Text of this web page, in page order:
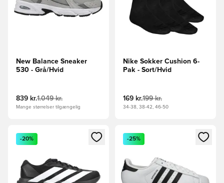
New Balance Sneaker
530 - Grå/Hvid
839 kr.1.049 kr.
Mange størrelser tilgængelig
Nike Sokker Cushion 6-
Pak - Sort/Hvid
169 kr.199 kr.
34-38, 38-42, 46-50
Åbner en Modal til at logge ind eller tilmelde dig som
-20%
Åbner en Modal til at logge
-25%